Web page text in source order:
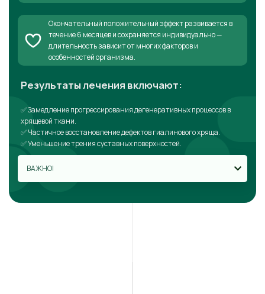
Окончательный положительный эффект развивается в
течение 6 месяцев и сохраняется индивидуально —
длительность зависит от многих факторов и
особенностей организма.
Результаты лечения включают:
✅ Замедление прогрессирования дегенеративных процессов в
хрящевой ткани.
✅ Частичное восстановление дефектов гиалинового хряща.
✅ Уменьшение трения суставных поверхностей.
ВАЖНО!